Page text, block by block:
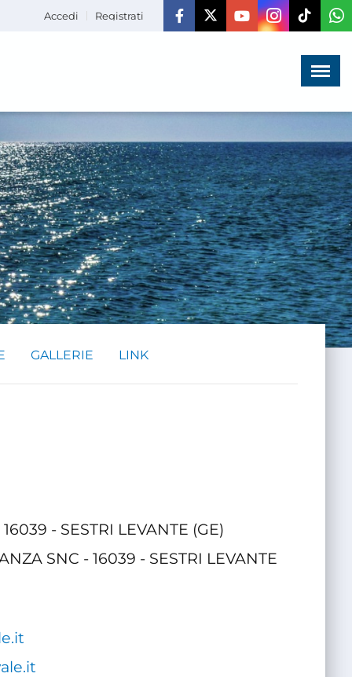
Accedi Registrati
GALLERIE LINK
- SESTRI LEVANTE (GE)
SNC - 16039 - SESTRI LEVANTE
Menù ×
LA VITA
DELL'ASSOCIAZIONE
COMUNICAZIONE,
PROGETTI ED EDITORIA
AMMINISTRAZIONE
TRASPARENTE